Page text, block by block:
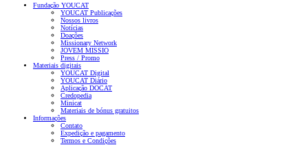
Fundação YOUCAT
YOUCAT Publicações
Nossos livros
Notícias
Doações
Missionary Network
JOVEM MISSIO
Press / Promo
Materiais digitais
YOUCAT Digital
YOUCAT Diário
Aplicação DOCAT
Credopedia
Minicat
Materiais de bónus gratuitos
Informações
Contato
Expedição e pagamento
Termos e Condições